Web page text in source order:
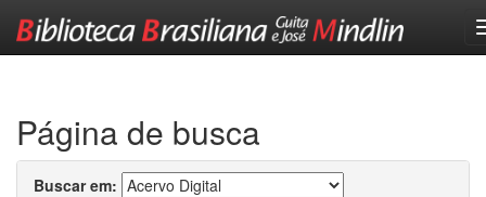
Página de busca
Buscar em: